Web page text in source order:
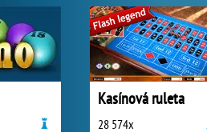
Kasínová ruleta
28 574x